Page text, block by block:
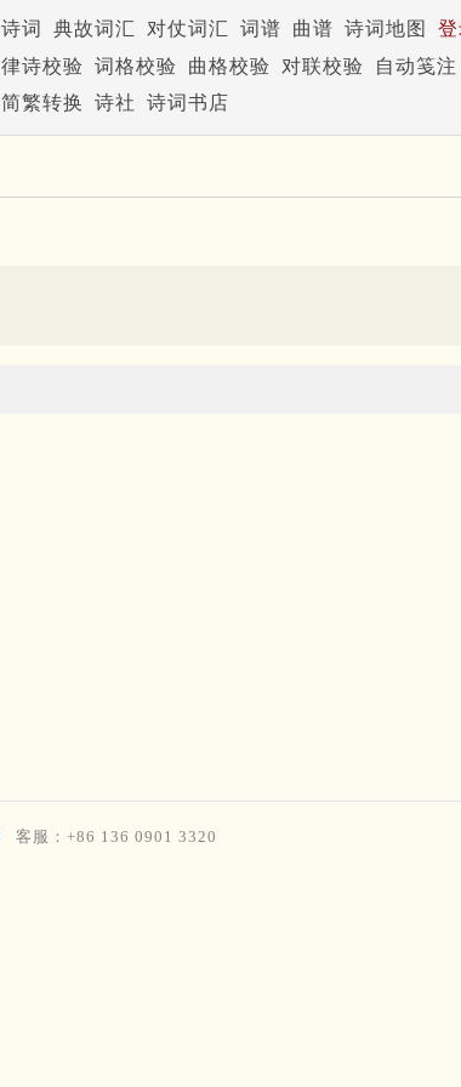
诗词 典故词汇 对仗词汇 词谱 曲谱 诗词地图
律诗校验 词格校验 曲格校验 对联校验
自动笺注
简繁转换 诗社 诗词书店
客服：+86 136 0901 3320